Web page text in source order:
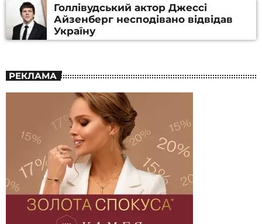
Голлівудський актор Джессі
Айзенберг несподівано відвідав
Україну
РЕКЛАМА